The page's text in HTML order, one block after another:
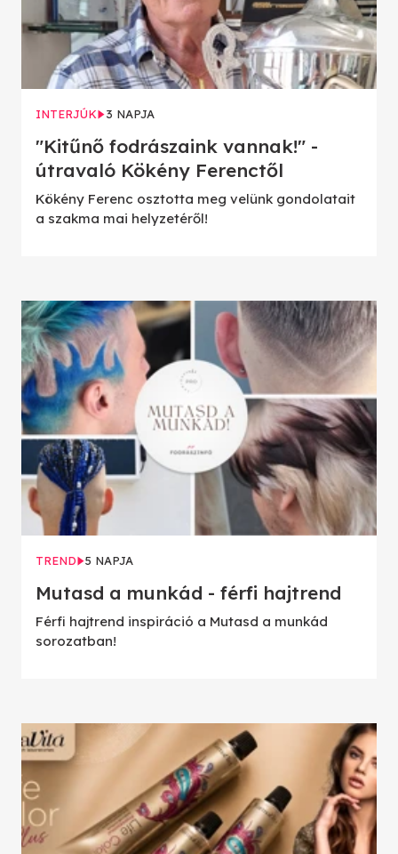
INTERJÚK 3 NAPJA
"Kitűnő fodrászaink vannak!" -
útravaló Kökény Ferenctől
Kökény Ferenc osztotta meg velünk gondolatait
a szakma mai helyzetéről!
TREND 5 NAPJA
Mutasd a munkád - férfi hajtrend
Férfi hajtrend inspiráció a Mutasd a munkád
sorozatban!